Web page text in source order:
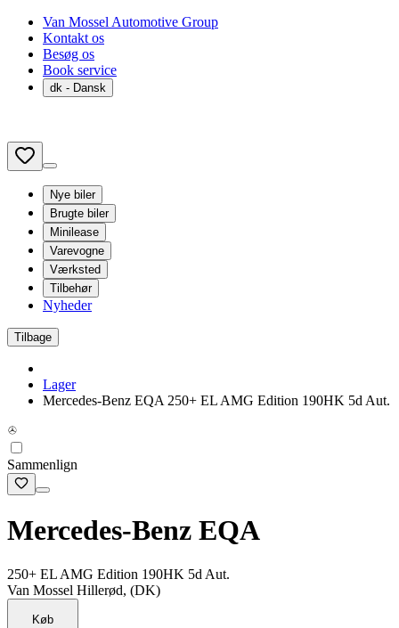
Van Mossel Automotive Group
Kontakt os
Besøg os
Book service
dk - Dansk
Nye biler
Brugte biler
Minilease
Varevogne
Værksted
Tilbehør
Nyheder
Tilbage
Lager
Mercedes-Benz EQA 250+ EL AMG Edition 190HK 5d Aut.
Sammenlign
Mercedes-Benz EQA
250+ EL AMG Edition 190HK 5d Aut.
Van Mossel Hillerød, (DK)
Køb